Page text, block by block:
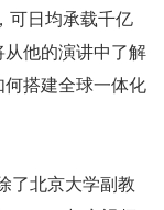
可日均承载千亿
他的演讲中了解
搭建全球一体化
了北京大学副教